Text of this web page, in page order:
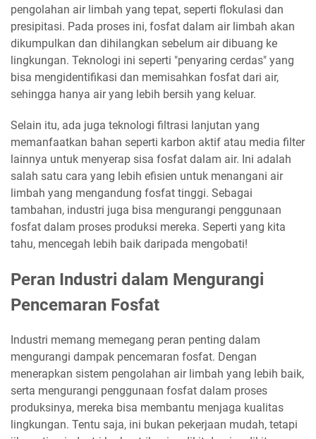
pengolahan air limbah yang tepat, seperti flokulasi dan
presipitasi. Pada proses ini, fosfat dalam air limbah akan
dikumpulkan dan dihilangkan sebelum air dibuang ke
lingkungan. Teknologi ini seperti "penyaring cerdas" yang
bisa mengidentifikasi dan memisahkan fosfat dari air,
sehingga hanya air yang lebih bersih yang keluar.
Selain itu, ada juga teknologi filtrasi lanjutan yang
memanfaatkan bahan seperti karbon aktif atau media filter
lainnya untuk menyerap sisa fosfat dalam air. Ini adalah
salah satu cara yang lebih efisien untuk menangani air
limbah yang mengandung fosfat tinggi. Sebagai
tambahan, industri juga bisa mengurangi penggunaan
fosfat dalam proses produksi mereka. Seperti yang kita
tahu, mencegah lebih baik daripada mengobati!
Peran Industri dalam Mengurangi
Pencemaran Fosfat
Industri memang memegang peran penting dalam
mengurangi dampak pencemaran fosfat. Dengan
menerapkan sistem pengolahan air limbah yang lebih baik,
serta mengurangi penggunaan fosfat dalam proses
produksinya, mereka bisa membantu menjaga kualitas
lingkungan. Tentu saja, ini bukan pekerjaan mudah, tetapi